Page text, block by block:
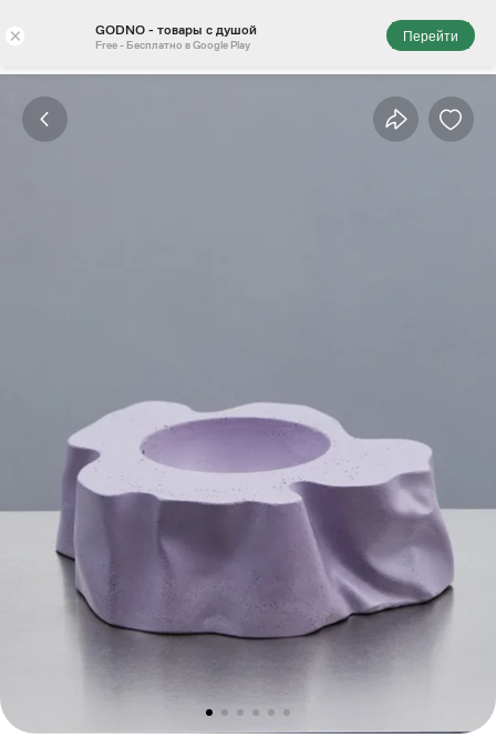
× GODNO - товары с душой
Free - Бесплатно в Google Play
Перейти